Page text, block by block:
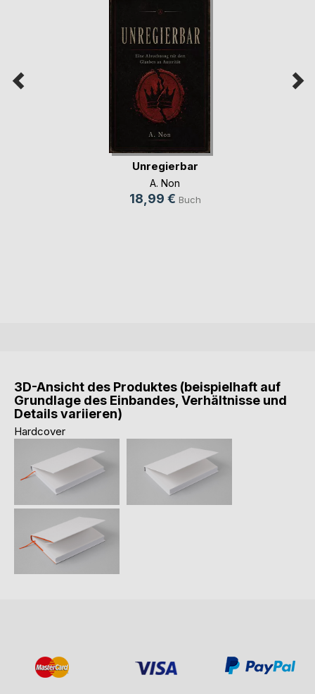
Unregierbar
A. Non
18,99 € Buch
3D-Ansicht des Produktes (beispielhaft auf
Grundlage des Einbandes, Verhältnisse und
Details variieren)
Hardcover